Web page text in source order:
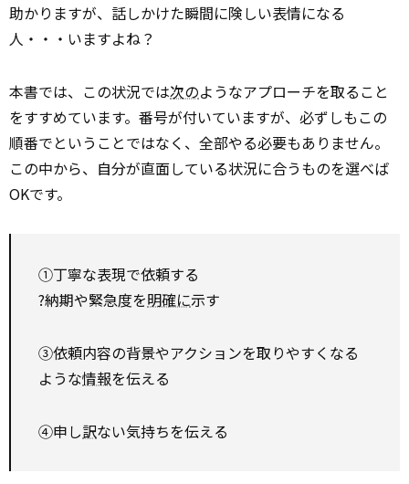
助かりますが、話しかけた瞬間に険しい表情になる
人・・・いますよね？
本書では、この状況では次のようなアプローチを取ること
をすすめています。番号が付いていますが、必ずしもこの
順番でということではなく、全部やる必要もありません。
この中から、自分が直面している状況に合うものを選べば
OKです。
①丁寧な表現で依頼する
?納期や緊急度を明確に示す
③依頼内容の背景やアクションを取りやすくなる
ような情報を伝える
④申し訳ない気持ちを伝える